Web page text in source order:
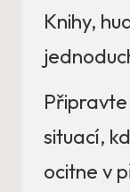
Knihy,
situací,
ocitne v